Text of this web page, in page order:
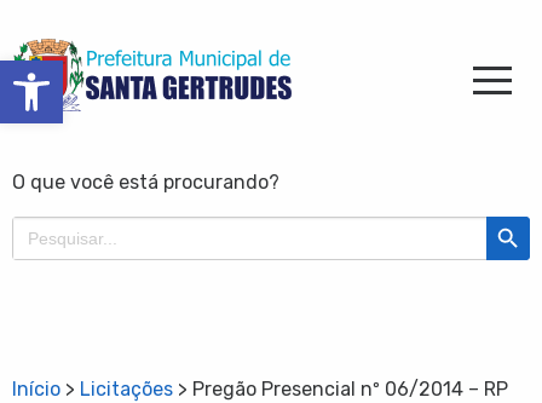
Barra de Ferramentas Aberta
O que você está procurando?
Search
for:
Search
Início > Licitações > Pregão Presencial nº 06/2014 – RP